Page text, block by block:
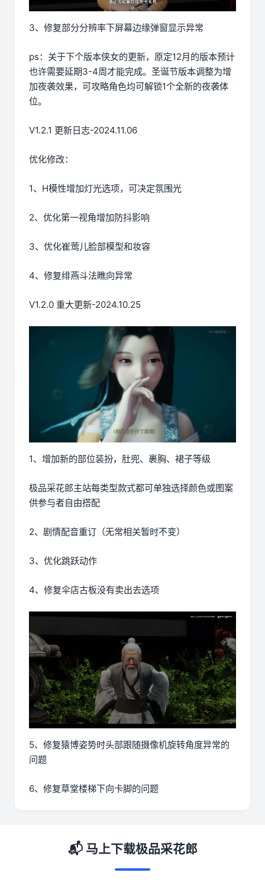
3、修复部分分辨率下屏幕边缘弹窗显示异常
ps：关于下个版本侠女的更新，原定12月的版本预计
也许需要延期3-4周才能完成。圣诞节版本调整为增
加夜袭效果，可攻略角色均可解锁1个全新的夜袭体
位。
V1.2.1 更新日志-2024.11.06
优化修改：
1、H模性增加灯光选项，可决定氛围光
2、优化第一视角增加防抖影响
3、优化崔莺儿脸部模型和妆容
4、修复绯燕斗法瞧向异常
V1.2.0 重大更新-2024.10.25
1、增加新的部位装扮，肚兜、裹胸、裙子等级
极品采花郎主站每类型款式都可单独选择颜色或图案
供参与者自由搭配
2、剧情配音重订（无常相关暂时不变）
3、优化跳跃动作
4、修复伞店古板没有卖出去选项
5、修复猿博姿势时头部跟随摄像机旋转角度异常的
问题
6、修复草堂楼梯下向卡脚的问题
📬 马上下载极品采花郎